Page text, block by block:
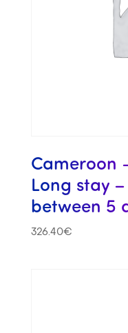
Cameroon
Long stay
between 5
326.40€